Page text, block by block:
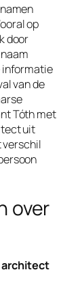
op
door
informatie
van de
Tóth met
uit
verschil
over
architect